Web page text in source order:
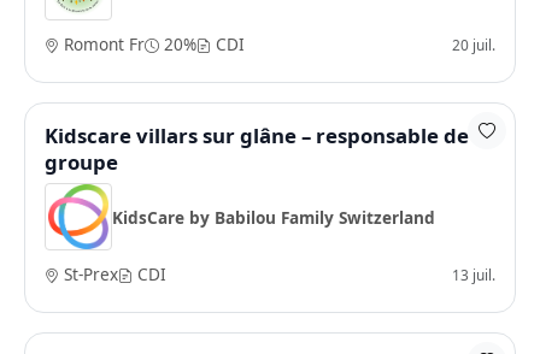
Romont Fr 20% CDI 20 juil.
Kidscare villars sur glâne – responsable de
groupe
KidsCare by Babilou Family Switzerland
St-Prex CDI 13 juil.